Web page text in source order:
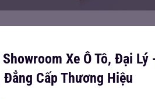
Xe Ô Tô, Đại Lý
Đẳng Cấp Thương Hiệu